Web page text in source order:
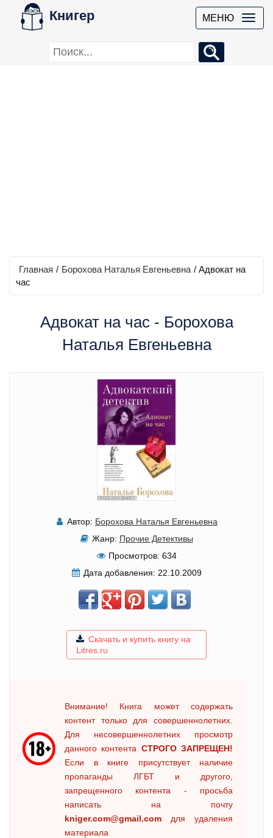
Книгер МЕНЮ
Главная / Борохова Наталья Евгеньевна / Адвокат на
час
Адвокат на час - Борохова
Наталья Евгеньевна
Автор: Борохова Наталья Евгеньевна
Жанр: Прочие Детективы
Просмотров: 634
Дата добавления: 22.10.2009
Скачать и купить книгу на
Litres.ru
Внимание! Книга может содержать
контент только для совершеннолетних.
Для несовершеннолетних просмотр
данного контента СТРОГО ЗАПРЕЩЕН!
Если в книге присутствует наличие
пропаганды ЛГБТ и другого,
запрещенного контента - просьба
написать на почту
kniger.com@gmail.com для удаления
материала